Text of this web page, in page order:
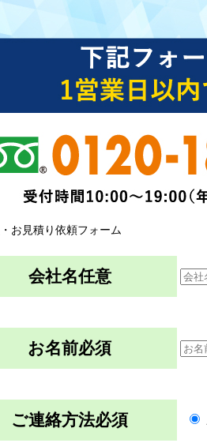
お見積り依頼フォーム
会社名任意
お名前必須
ご連絡方法必須